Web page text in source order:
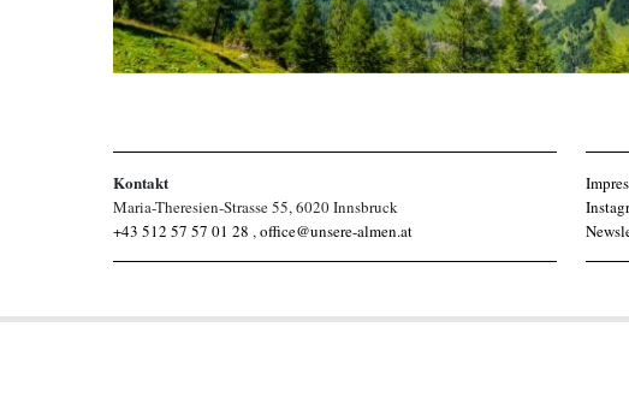
Kontakt
Maria-Theresien-Strasse 55, 6020 Innsbruck
+43 512 57 57 01 28 , office@unsere-almen.at